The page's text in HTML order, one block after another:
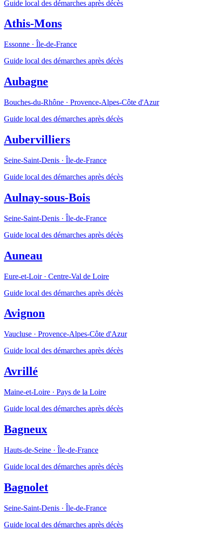
Guide local des démarches après décès
Athis-Mons
Essonne · Île-de-France
Guide local des démarches après décès
Aubagne
Bouches-du-Rhône · Provence-Alpes-Côte d'Azur
Guide local des démarches après décès
Aubervilliers
Seine-Saint-Denis · Île-de-France
Guide local des démarches après décès
Aulnay-sous-Bois
Seine-Saint-Denis · Île-de-France
Guide local des démarches après décès
Auneau
Eure-et-Loir· Centre-Val de Loire
Guide local des démarches après décès
Avignon
Vaucluse · Provence-Alpes-Côte d'Azur
Guide local des démarches après décès
Avrillé
Maine-et-Loire · Pays de la Loire
Guide local des démarches après décès
Bagneux
Hauts-de-Seine · Île-de-France
Guide local des démarches après décès
Bagnolet
Seine-Saint-Denis · Île-de-France
Guide local des démarches après décès